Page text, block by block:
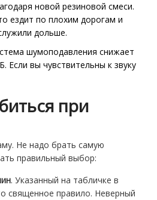
новой резиновой смеси.
ездит по плохим дорогам и
дольше.
шумоподавления снижает
Если вы чувствительны к звуку
при
Не надо брать самую
правильный выбор:
. Указанный на табличке в
священное правило. Неверный